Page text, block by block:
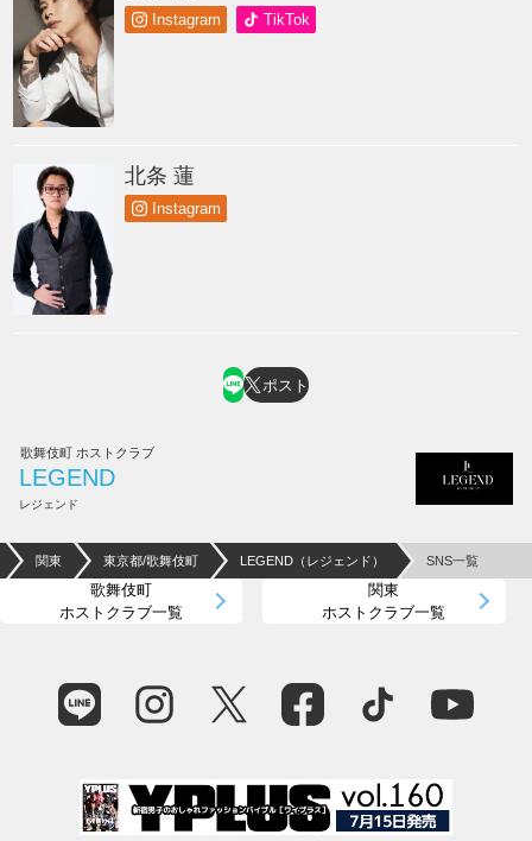
Instagram TikTok
北条 蓮
Instagram
ポスト
歌舞伎町 ホストクラブ
LEGEND
レジェンド
関東 東京都/歌舞伎町 LEGEND（レジェンド） SNS一覧
歌舞伎町
ホストクラブ一覧
関東
ホストクラブ一覧